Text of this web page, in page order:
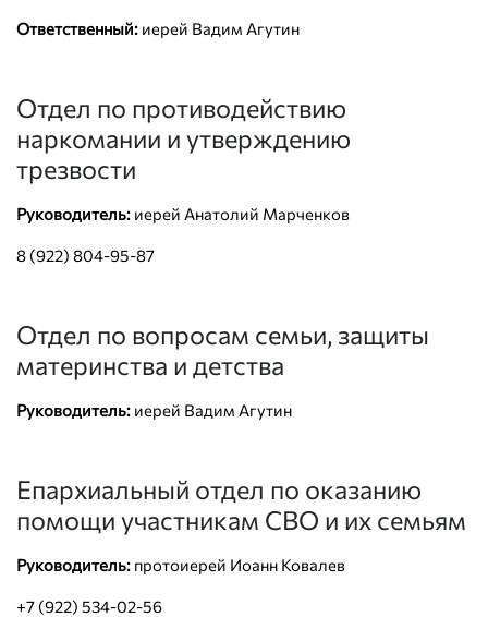
Ответственный: иерей Вадим Агутин
Отдел по противодействию
наркомании и утверждению
трезвости
Руководитель: иерей Анатолий Марченков
8 (922) 804-95-87
Отдел по вопросам семьи, защиты
материнства и детства
Руководитель: иерей Вадим Агутин
Епархиальный отдел по оказанию
помощи участникам СВО и их семьям
Руководитель: протоиерей Иоанн Ковалев
+7 (922) 534-02-56